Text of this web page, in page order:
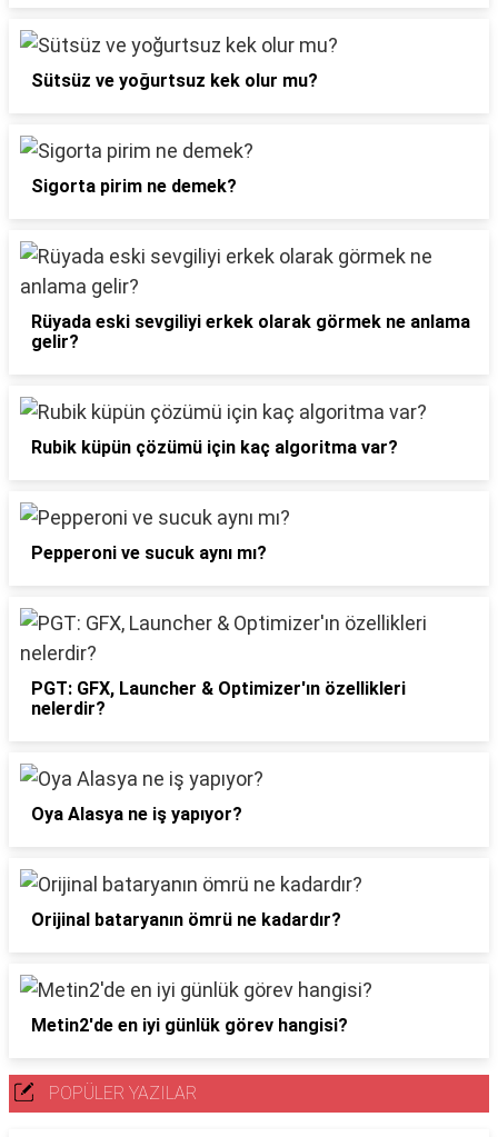
Sütsüz ve yoğurtsuz kek olur mu?
Sigorta pirim ne demek?
Rüyada eski sevgiliyi erkek olarak görmek ne anlama
gelir?
Rubik küpün çözümü için kaç algoritma var?
Pepperoni ve sucuk aynı mı?
PGT: GFX, Launcher & Optimizer'ın özellikleri
nelerdir?
Oya Alasya ne iş yapıyor?
Orijinal bataryanın ömrü ne kadardır?
Metin2'de en iyi günlük görev hangisi?
POPÜLER YAZILAR